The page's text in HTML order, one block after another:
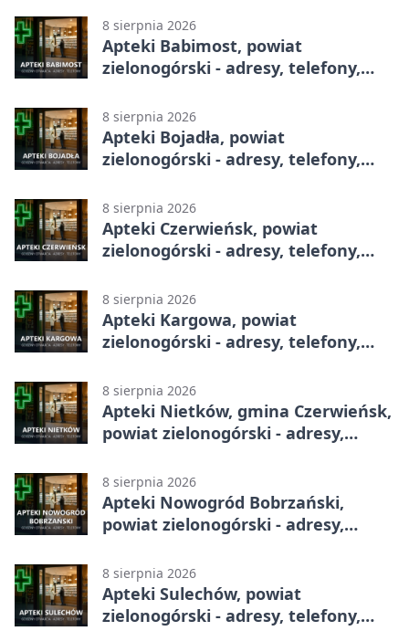
8 sierpnia 2026
Apteki Babimost, powiat
zielonogórski - adresy, telefony,
8 sierpnia 2026
Apteki Bojadła, powiat
zielonogórski - adresy, telefony,
8 sierpnia 2026
Apteki Czerwieńsk, powiat
zielonogórski - adresy, telefony,
8 sierpnia 2026
Apteki Kargowa, powiat
zielonogórski - adresy, telefony,
8 sierpnia 2026
Apteki Nietków, gmina Czerwieńsk,
powiat zielonogórski - adresy,
8 sierpnia 2026
Apteki Nowogród Bobrzański,
powiat zielonogórski - adresy,
8 sierpnia 2026
Apteki Sulechów, powiat
zielonogórski - adresy, telefony,